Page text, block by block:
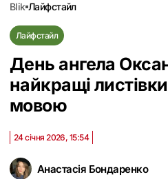
blik лайфстайл
Лайфстайл
День ангела
найкращі
мовою
Анастасія Бондаренко
24 січня 2026, 15:54